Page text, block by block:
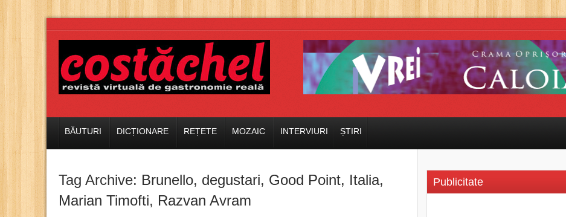
BĂUTURI DICȚIONARE REȚETE MOZAIC INTERVIURI ȘTIRI
Tag Archive: Brunello, degustari, Good Point, Italia,
Marian Timofti, Razvan Avram
Publicitate